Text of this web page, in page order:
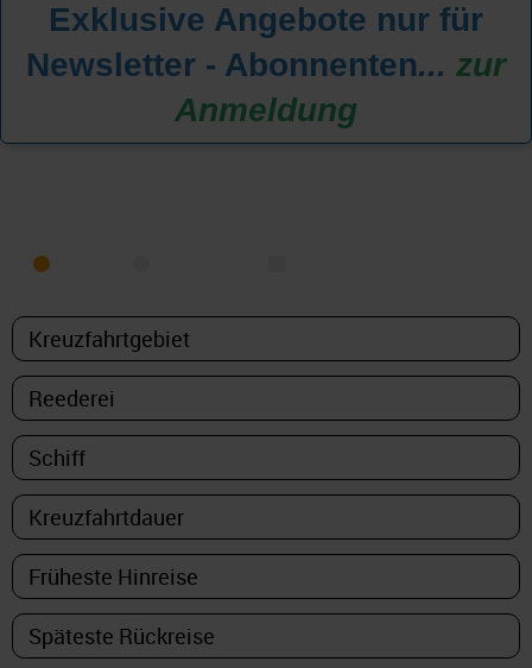
Exklusive Angebote nur für
Newsletter - Abonnenten... zur
Anmeldung